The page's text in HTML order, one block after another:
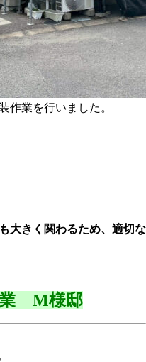
作業を行いました。
大きく関わるため、適切な
業 M様邸